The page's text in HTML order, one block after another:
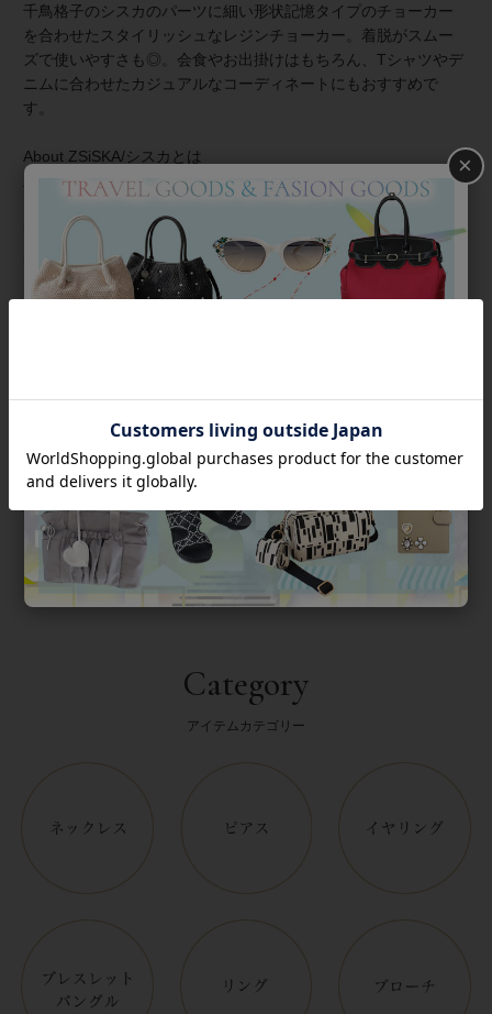
千鳥格子のシスカのパーツに細い形状記憶タイプのチョーカー
を合わせたスタイリッシュなレジンチョーカー。着脱がスムー
ズで使いやすさも◎。会食やお出掛けはもちろん、Tシャツやデ
ニムに合わせたカジュアルなコーディネートにもおすすめで
す。
About ZSiSKA/シスカとは
上質な樹脂、ポリエステルレジンの特性を活かし、ガラスのよ
うな質感を再現しつつも、軽くてつけやすいことで人気を博し
ています。肌に触れる部分に金属を使用していないため、アレ
ルギーの方でも安心してお使いいただけます。
◆シスカについて・コレクション一覧は ＞こちら
Category
アイテムカテゴリー
×